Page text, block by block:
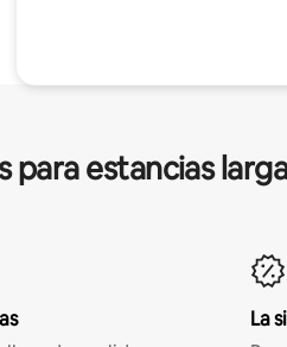
para estancias
La